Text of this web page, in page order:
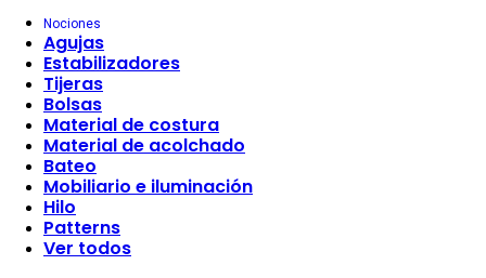
Nociones
Agujas
Estabilizadores
Tijeras
Bolsas
Material de costura
Material de acolchado
Bateo
Mobiliario e iluminación
Hilo
Patterns
Ver todos